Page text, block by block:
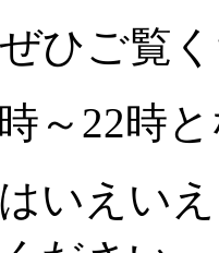
ひご覧
～22時
いえい